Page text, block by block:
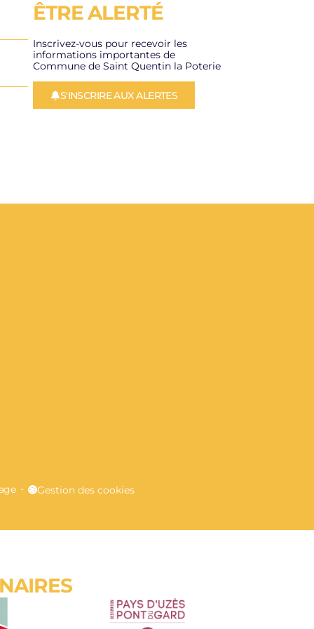
ÊTRE ALERTÉ
Inscrivez-vous pour recevoir les
informations importantes de
Commune de Saint Quentin la Poterie
S'INSCRIRE AUX ALERTES
Gestion des cookies